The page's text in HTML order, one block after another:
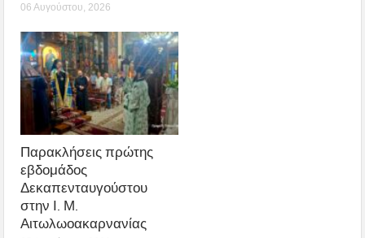
06 Αυγούστου, 2026
Παρακλήσεις πρώτης
εβδομάδος
Δεκαπενταυγούστου
στην Ι. Μ.
Αιτωλωοακαρνανίας